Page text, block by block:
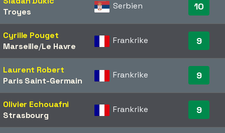
Troyes
Serbien 10
Cyrille Pouget
Marseille/​Le Havre
Frankrike 9
Laurent Robert
Paris Saint-Germain
Frankrike 9
Olivier Echouafni
Strasbourg
Frankrike 9